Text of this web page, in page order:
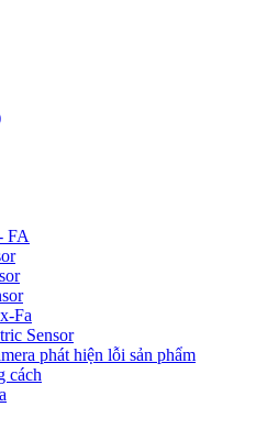
FA
Fa
Sensor
phát hiện lỗi sản phẩm
cách